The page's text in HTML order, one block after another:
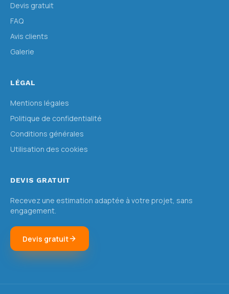
Devis gratuit
FAQ
Avis clients
Galerie
LÉGAL
Mentions légales
Politique de confidentialité
Conditions générales
Utilisation des cookies
DEVIS GRATUIT
Recevez une estimation adaptée à votre projet, sans
engagement.
Devis gratuit